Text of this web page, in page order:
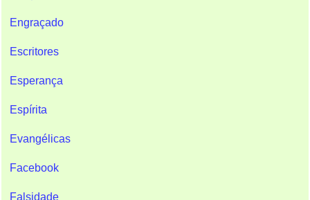
Engraçado
Escritores
Esperança
Espírita
Evangélicas
Facebook
Falsidade